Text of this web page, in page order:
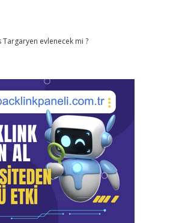
Targaryen evlenecek mi ?